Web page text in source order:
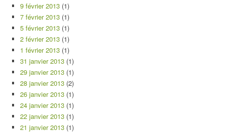
9 février 2013 (1)
7 février 2013 (1)
5 février 2013 (1)
2 février 2013 (1)
1 février 2013 (1)
31 janvier 2013 (1)
29 janvier 2013 (1)
28 janvier 2013 (2)
26 janvier 2013 (1)
24 janvier 2013 (1)
22 janvier 2013 (1)
21 janvier 2013 (1)